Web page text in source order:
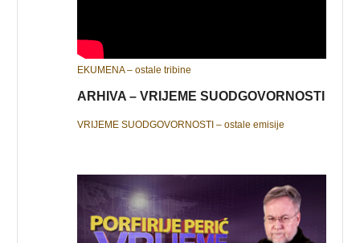
EKUMENA – ostale tribine
ARHIVA – VRIJEME SUODGOVORNOSTI
VRIJEME SUODGOVORNOSTI – ostale emisije